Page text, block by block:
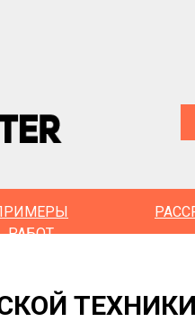
РАБОТ
ТЕХНИКИ